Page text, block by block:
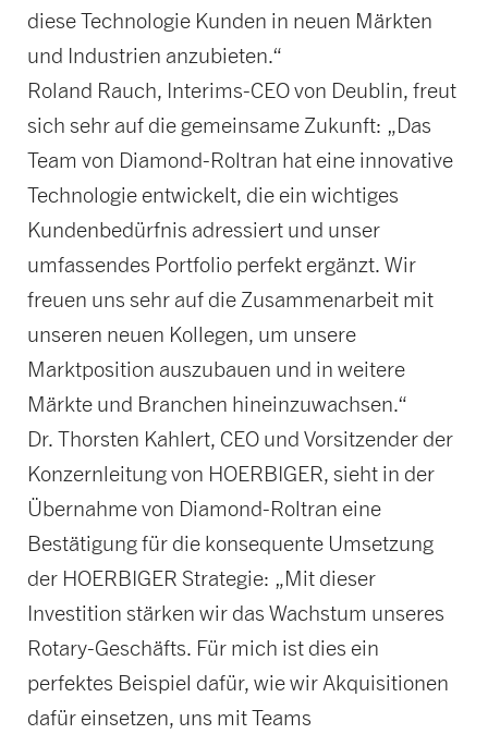
diese Technologie Kunden in neuen Märkten
und Industrien anzubieten.“
Roland Rauch, Interims-CEO von Deublin, freut
sich sehr auf die gemeinsame Zukunft: „Das
Team von Diamond-Roltran hat eine innovative
Technologie entwickelt, die ein wichtiges
Kundenbedürfnis adressiert und unser
umfassendes Portfolio perfekt ergänzt. Wir
freuen uns sehr auf die Zusammenarbeit mit
unseren neuen Kollegen, um unsere
Marktposition auszubauen und in weitere
Märkte und Branchen hineinzuwachsen.“
Dr. Thorsten Kahlert, CEO und Vorsitzender der
Konzernleitung von HOERBIGER, sieht in der
Übernahme von Diamond-Roltran eine
Bestätigung für die konsequente Umsetzung
der HOERBIGER Strategie: „Mit dieser
Investition stärken wir das Wachstum unseres
Rotary-Geschäfts. Für mich ist dies ein
perfektes Beispiel dafür, wie wir Akquisitionen
dafür einsetzen, uns mit Teams